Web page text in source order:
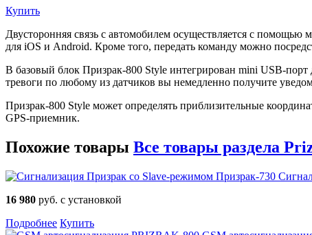
Купить
Двусторонняя связь с автомобилем осуществляется с
для iOS и Android. Кроме того, передать команду можно
В базовый блок Призрак-800 Style интегрирован mini USB-порт
тревоги по любому из датчиков вы немедленно получите
Призрак-800 Style может определять приблизительные
GPS-приемник.
Похожие товары Все товары раздела
16 980 руб. с установкой
Подробнее Купить